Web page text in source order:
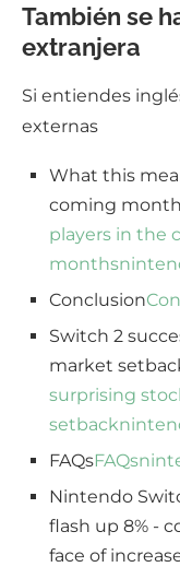
También se
extranjera
Si entiendes
externas
What this
coming
players in the
months
Conclusion
Switch 2
market
surprising
setback
FAQsFAQs
Nintendo
flash up 8% -
face of